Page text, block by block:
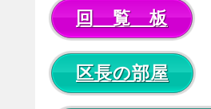
回 覧 板
区長の部屋